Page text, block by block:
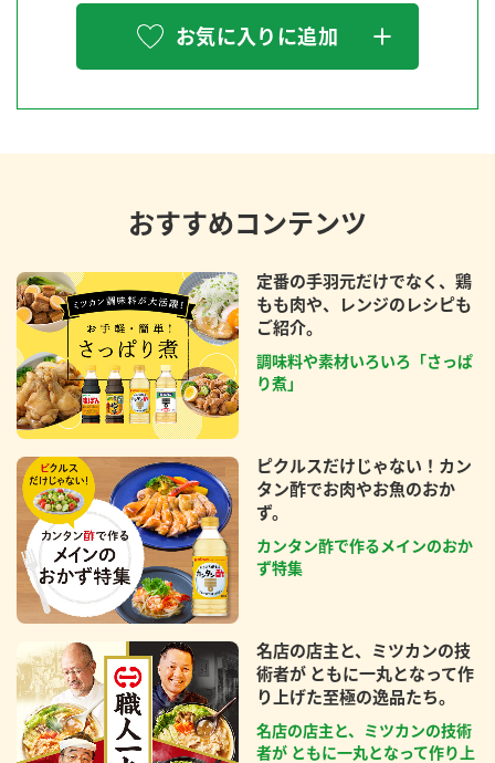
お気に入りに追加
おすすめコンテンツ
定番の手羽元だけでなく、鶏
もも肉や、レンジのレシピも
ご紹介。
調味料や素材いろいろ「さっぱ
り煮」
ピクルスだけじゃない！カン
タン酢でお肉やお魚のおか
ず。
カンタン酢で作るメインのおか
ず特集
名店の店主と、ミツカンの技
術者が ともに一丸となって作
り上げた至極の逸品たち。
名店の店主と、ミツカンの技術
者が ともに一丸となって作り上